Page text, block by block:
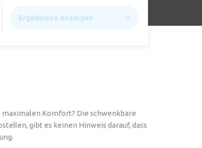
Ergebnisse anzeigen
maximalen Komfort? Die schwenkbare
gibt es keinen Hinweis darauf, dass